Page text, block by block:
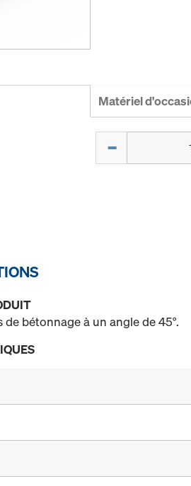
Matériel
bétonnage à un angle de 45°.